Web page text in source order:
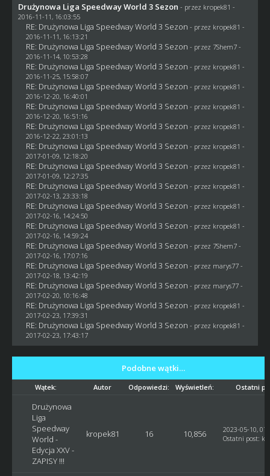
Drużynowa Liga Speedway World 3 Sezon - przez kropek81 -
2016-11-11, 16:03:55
RE: Drużynowa Liga Speedway World 3 Sezon - przez kropek81 -
2016-11-11, 16:13:21
RE: Drużynowa Liga Speedway World 3 Sezon - przez 7Shem7-
2016-11-14, 10:53:28
RE: Drużynowa Liga Speedway World 3 Sezon - przez kropek81 -
2016-11-25, 15:58:07
RE: Drużynowa Liga Speedway World 3 Sezon - przez kropek81 -
2016-12-20, 16:40:01
RE: Drużynowa Liga Speedway World 3 Sezon - przez kropek81 -
2016-12-20, 16:51:16
RE: Drużynowa Liga Speedway World 3 Sezon - przez kropek81 -
2016-12-22, 23:01:13
RE: Drużynowa Liga Speedway World 3 Sezon - przez kropek81 -
2017-01-09, 12:18:20
RE: Drużynowa Liga Speedway World 3 Sezon - przez kropek81 -
2017-01-09, 12:27:35
RE: Drużynowa Liga Speedway World 3 Sezon - przez kropek81 -
2017-02-13, 23:33:18
RE: Drużynowa Liga Speedway World 3 Sezon - przez kropek81 -
2017-02-16, 14:24:50
RE: Drużynowa Liga Speedway World 3 Sezon - przez kropek81 -
2017-02-16, 14:59:24
RE: Drużynowa Liga Speedway World 3 Sezon - przez 7Shem7-
2017-02-16, 17:07:16
RE: Drużynowa Liga Speedway World 3 Sezon - przez marys77-
2017-02-18, 13:42:19
RE: Drużynowa Liga Speedway World 3 Sezon - przez marys77-
2017-02-20, 10:16:48
RE: Drużynowa Liga Speedway World 3 Sezon - przez kropek81 -
2017-02-23, 17:39:31
RE: Drużynowa Liga Speedway World 3 Sezon - przez kropek81 -
2017-02-23, 17:43:17
Podobne wątki…
Wątek: Autor Odpowiedzi: Wyświetleń: Ostatni
Drużynowa
Liga
Speedway
World -
Edycja XXV -
ZAPISY !!!
kropek81 16 10,856
2023-05-10,
Ostatni post: